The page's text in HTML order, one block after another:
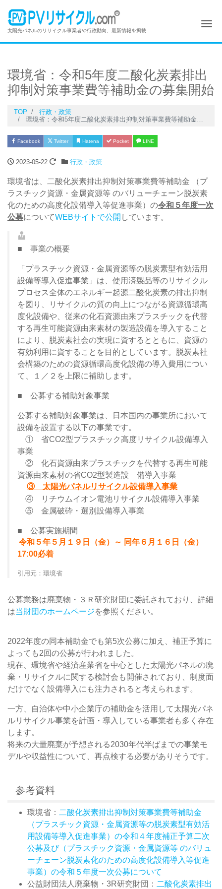
太陽光パネルのリサイクル事業者や行政動向、最新情報を掲載
環境省：令和5年度二酸化炭素排出
抑制対策事業費等補助金の募集開始
TOP
行政・政策
環境省：令和5年度二酸化炭素排出抑制対策事業費等補助金の募集開始
Facebook Twitter Hatena Pocket LINE
2023-05-22 行政・政策
環境省は、二酸化炭素排出抑制対策事業費等補助金 （プ
ラスチック資源・金属資源等 のバリューチェーン脱炭素
化のための高度化設備導入等促進事業）の令和５年度一次
公募についてWEBサイトで公開 しています。
■ 事業の概要
「プラスチック資源・金属資源等の脱炭素型有効活用
設備等導入促進事業」は、使用済製品等のリサイクル
プロセス全体のエネルギー起源二酸化炭素の排出抑制
を図り、リサイクルの質の向上につながる資源循環高
度化設備や、従来の化石資源由来プラスチックを代替
する再生可能資源由来素材の製造設備を導入すること
により、脱炭素社会の実現に資するとともに、資源の
有効利用に資することを目的としています。脱炭素社
会構築のための資源循環高度化設備の導入費用につい
て、１／２を上限に補助します。
■ 公募する補助対象事業
公募する補助対象事業は、日本国内の事業所において
設備を設置する以下の事業です。
① 省CO2型プラスチック高度リサイクル設備導入
事業
② 化石資源由来プラスチックを代替する再生可能
資源由来素材の省CO2型製造設 備導入事業
③ 太陽光パネルリサイクル設備導入事業
④ リチウムイオン電池リサイクル設備導入事業
⑤ 金属破砕・選別設備導入事業
■ 公募実施期間
令和５年５月１９日（金）～ 同年６月１６日（金）
17:00必着
引用元：環境省
公募業務は廃棄物・３Ｒ研究財団に委託されており、詳細
は当財団のホームページを参照ください。
2022年度の同本補助金でも第5次公募に加え、補正予算に
よっても2回の公募が行われました。
現在、環境省や経済産業省を中心とした太陽光パネルの廃
棄・リサイクルに関する検討会も開催されており、制度面
だけでなく設備導入にも注力されると考えられます。
一方、自治体や中小企業庁の補助金を活用して太陽光パネ
ルリサイクル事業を計画・導入している事業者も多く存在
します。
将来の大量廃棄が予想される2030年代半ばまでの事業モ
デルや収益性について、再点検する必要がありそうです。
参考資料
環境省： 二酸化炭素排出抑制対策事業費等補助金
（プラスチック資源・金属資源等の脱炭素型有効活
用設備等導入促進事業）の令和４年度補正予算二次
公募及び（プラスチック資源・金属資源等 のバリュ
ーチェーン脱炭素化のための高度化設備導入等促進
事業）の令和５年度一次公募について
公益財団法人廃棄物・3R研究財団： 二酸化炭素排出